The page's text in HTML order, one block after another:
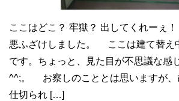
ここはどこ？ 牢獄？ 出してくれーぇ
悪ふざけしました。 ここは建て替え
です。ちょっと、見た目が不思議な感
^^;。 お察しのこととは思いますが、
仕切られ […]